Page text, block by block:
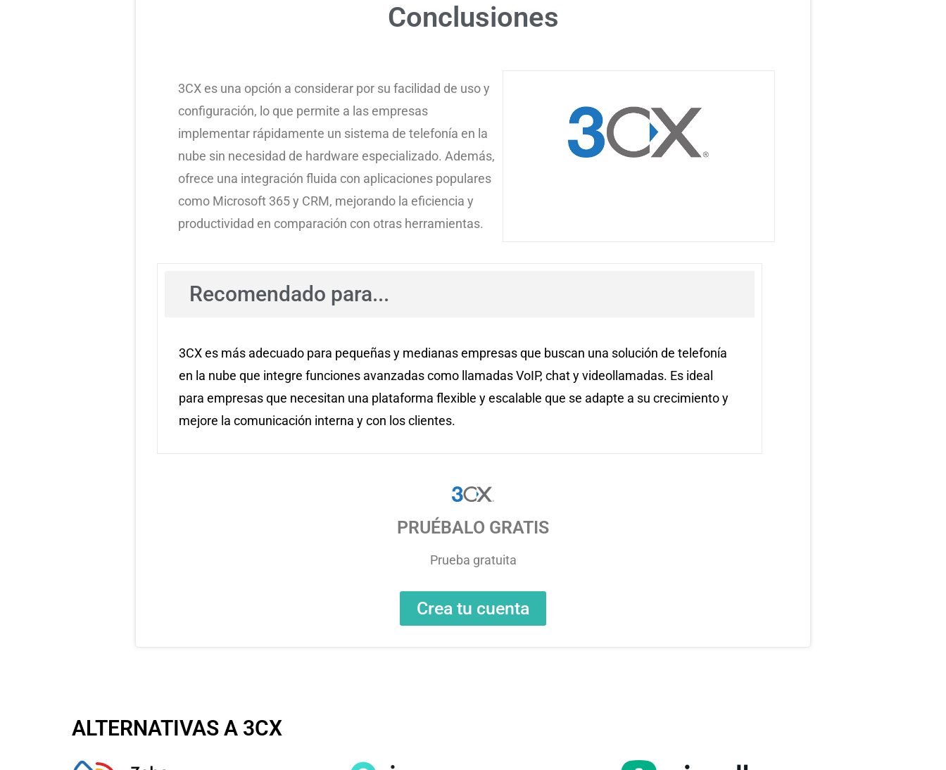
Conclusiones
3CX es una opción a considerar por su facilidad de uso y
configuración, lo que permite a las empresas
implementar rápidamente un sistema de telefonía en la
nube sin necesidad de hardware especializado. Además,
ofrece una integración fluida con aplicaciones populares
como Microsoft 365 y CRM, mejorando la eficiencia y
productividad en comparación con otras herramientas.
Recomendado para...
3CX es más adecuado para pequeñas y medianas empresas que buscan una solución de telefonía
en la nube que integre funciones avanzadas como llamadas VoIP, chat y videollamadas. Es ideal
para empresas que necesitan una plataforma flexible y escalable que se adapte a su crecimiento y
mejore la comunicación interna y con los clientes.
PRUÉBALO GRATIS
Prueba gratuita
Crea tu cuenta
ALTERNATIVAS A 3CX